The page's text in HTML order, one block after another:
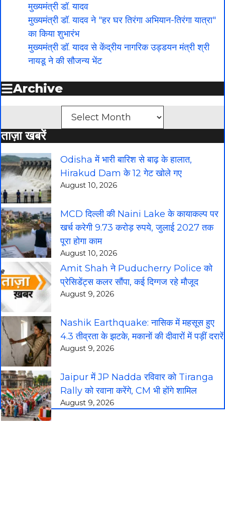
मुख्यमंत्री डॉ. यादव
मुख्यमंत्री डॉ. यादव ने "हर घर तिरंगा अभियान-तिरंगा यात्रा"
का किया शुभारंभ
मुख्यमंत्री डॉ. यादव से केंद्रीय नागरिक उड्डयन मंत्री श्री
नायडू ने की सौजन्य भेंट
Archive
ताज़ा खबरें
Odisha में भारी बारिश से बाढ़ के हालात,
Hirakud Dam के 12 गेट खोले गए
August 10, 2026
MCD दिल्ली की Naini Lake के कायाकल्प पर
खर्च करेगी 9.73 करोड़ रुपये, जुलाई 2027 तक
पूरा होगा काम
August 10, 2026
Amit Shah ने Puducherry Police को
प्रेसिडेंट्स कलर सौंपा, कई दिग्गज रहे मौजूद
August 9, 2026
Nashik Earthquake: नासिक में महसूस हुए
4.3 तीव्रता के झटके, मकानों की दीवारों में पड़ीं दरारें
August 9, 2026
Jaipur में JP Nadda रविवार को Tiranga
Rally को रवाना करेंगे, CM भी होंगे शामिल
August 9, 2026